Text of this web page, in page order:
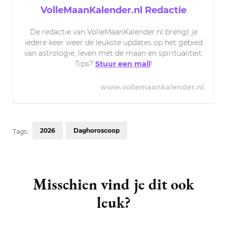
VolleMaanKalender.nl Redactie
De redactie van VolleMaanKalender.nl brengt je
iedere keer weer de leukste updates op het gebied
van astrologie, leven met de maan en spiritualiteit.
Tips? Stuur een mail !
www.vollemaankalender.nl
Tags: 2026 Daghoroscoop
Navigation
Misschien vind je dit ook
leuk?